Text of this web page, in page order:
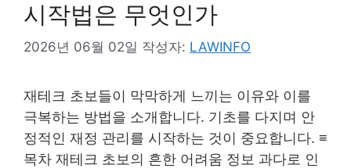
시작법은 무엇인가
2026년 06월 02일 작성자: LAWINFO
재테크 초보들이 막막하게 느끼는 이유와 이를
극복하는 방법을 소개합니다. 기초를 다지며 안
정적인 재정 관리를 시작하는 것이 중요합니다. ≡
목차 재테크 초보의 흔한 어려움 정보 과다로 인